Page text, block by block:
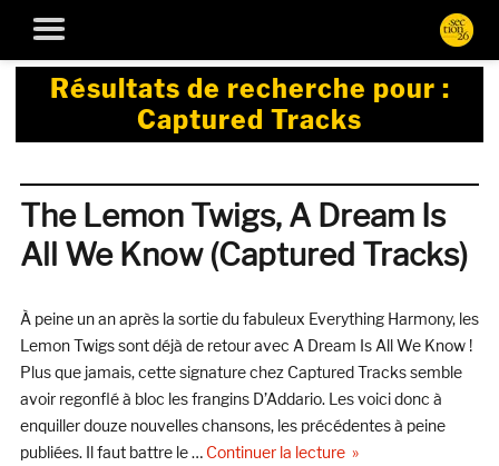
Résultats de recherche pour :
Captured Tracks
The Lemon Twigs, A Dream Is
All We Know (Captured Tracks)
À peine un an après la sortie du fabuleux Everything Harmony, les
Lemon Twigs sont déjà de retour avec A Dream Is All We Know !
Plus que jamais, cette signature chez Captured Tracks semble
avoir regonflé à bloc les frangins D’Addario. Les voici donc à
enquiller douze nouvelles chansons, les précédentes à peine
publiées. Il faut battre le … Continuer la lecturede « The Lemon